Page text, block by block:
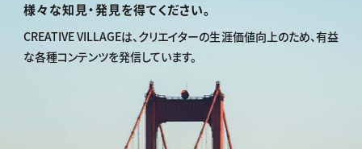
様々な知見・発見を得てください。
CREATIVE VILLAGEは、 クリエイターの生涯価値向上のため、有益
な各種コンテンツを発信しています。